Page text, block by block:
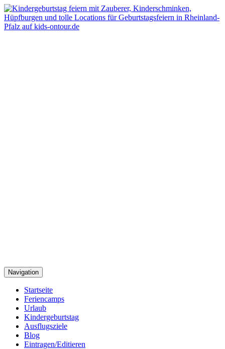
Navigation
Startseite
Feriencamps
Urlaub
Kindergeburtstag
Ausflugsziele
Blog
Eintragen/Editieren